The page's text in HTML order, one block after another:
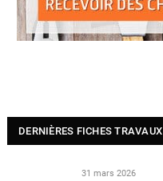
DERNIÈRES FICHES TRAVAUX
31 mars 2026